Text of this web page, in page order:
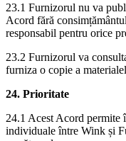
23.1 Furnizorul nu va
Acord fără
responsabil pentru orice
23.2 Furnizorul va
furniza o copie a
24. Prioritate
24.1 Acest Acord permite
individuale între Wink și